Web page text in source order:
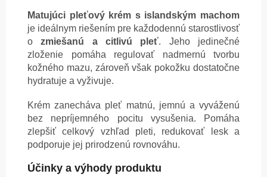
Matujúci pleťový krém s islandským machom
je ideálnym riešením pre každodennú starostlivosť
ozmiešanú a citlivú pleť. Jeho jedinečné
zloženie pomáha regulovať nadmernú tvorbu
kožného mazu, zároveň však pokožku dostatočne
hydratuje a vyživuje.
Krém zanecháva pleť matnú, jemnú a vyváženú
bez nepríjemného pocitu vysušenia. Pomáha
zlepšiť celkový vzhľad pleti, redukovať lesk a
podporuje jej prirodzenú rovnováhu.
Účinky a výhody produktu